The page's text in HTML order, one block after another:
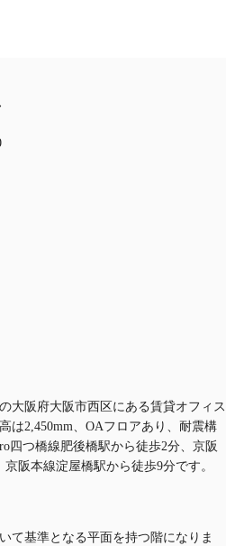
大阪府大阪市西区にある賃貸オフィス
は2,450mm、OAフロアあり、耐震構
四つ橋線肥後橋駅から徒歩2分、京阪
阪本線淀屋橋駅から徒歩9分です。
て基準となる平面を持つ階になりま